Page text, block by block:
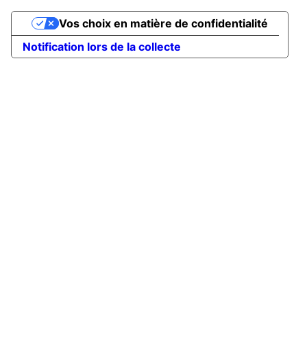
Notification lors de la collecte
Vos choix en matière de confidentialité